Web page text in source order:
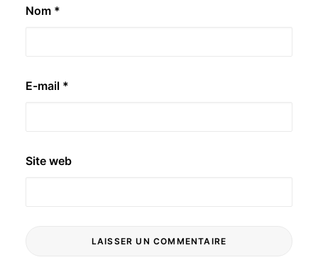
Nom *
E-mail *
Site web